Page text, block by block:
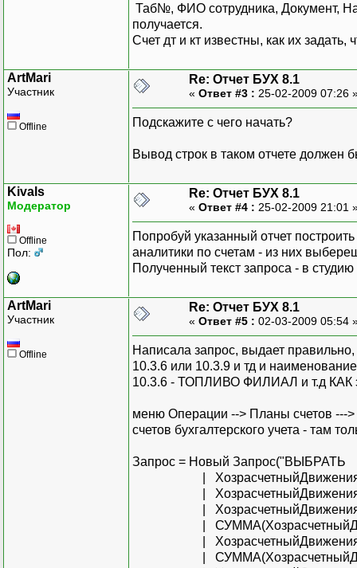
Таб№, ФИО сотрудника, Документ,
получается.
Счет дт и кт известны, как их
ArtMari
Участник
Offline
Re: Отчет БУХ 8.1
« Ответ #3 : 25-02-2009 07:26
Подскажите с чего начать?
Вывод строк в таком отчете должен
Kivals
Модератор
Offline
Пол:
Re: Отчет БУХ 8.1
« Ответ #4 : 25-02-2009 21:01
Попробуй указанный отчет
аналитики по счетам - из них
Полученный текст запроса - в студию
ArtMari
Участник
Offline
Re: Отчет БУХ 8.1
« Ответ #5 : 02-03-2009 05:54
Написала запрос, выдает
10.3.6 или 10.3.9 и тд и
10.3.6 - ТОПЛИВО ФИЛИАЛ и т.д КАК
меню Операции --> Планы счетов ---
счетов бухгалтерского учета - там
Запрос = Новый Запрос("ВЫБРАТЬ
|
|
|
|
|
|